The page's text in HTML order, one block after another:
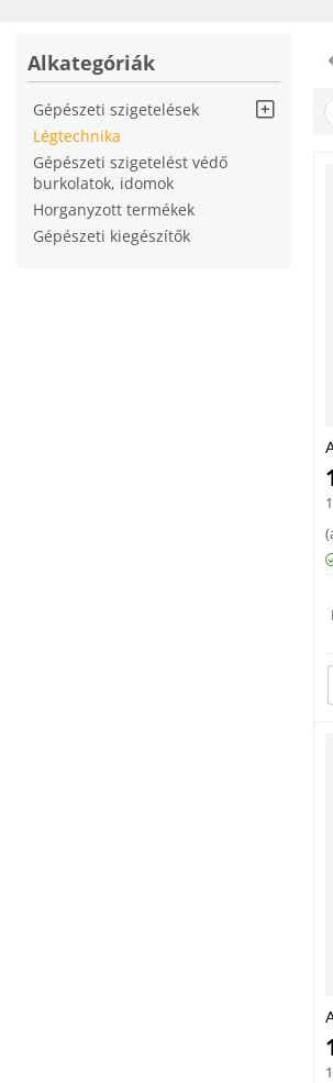
webshopban megbízható
légellátását!
Alkategóriák
Gépészeti szigetelések
Légtechnika
Gépészeti szigetelést védő
burkolatok, idomok
Horganyzott termékek
Gépészeti kiegészítők
(